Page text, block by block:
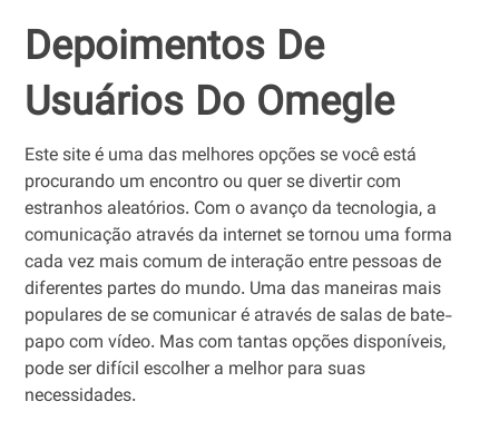
Depoimentos De
Usuários Do Omegle
Este site é uma das melhores opções se você está
procurando um encontro ou quer se divertir com
estranhos aleatórios. Com o avanço da tecnologia, a
comunicação através da internet se tornou uma forma
cada vez mais comum de interação entre pessoas de
diferentes partes do mundo. Uma das maneiras mais
populares de se comunicar é através de salas de bate-
papo com vídeo. Mas com tantas opções disponíveis,
pode ser difícil escolher a melhor para suas
necessidades.